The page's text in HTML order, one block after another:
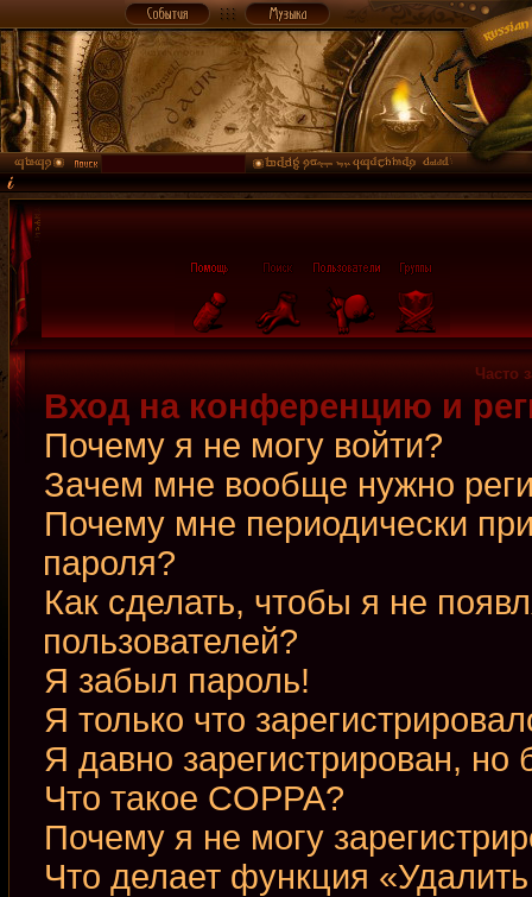
Часто
Вход на конференцию и
Почему я не могу войти?
Зачем мне вообще нужно
Почему мне периодически
пароля?
Как сделать, чтобы я не
пользователей?
Я забыл пароль!
Я только что
Я давно зарегистрирован, но
Что такое COPPA?
Почему я не могу
Что делает функция